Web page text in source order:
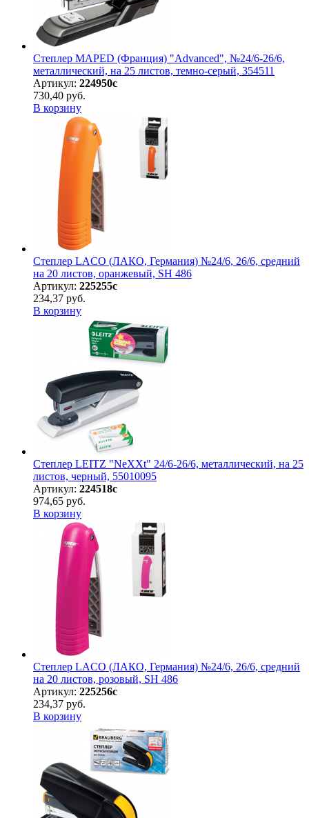
Степлер MAPED (Франция) "Advanced", №24/6-26/6,
металлический, на 25 листов, темно-серый, 354511
Артикул: 224950с
730,40 руб.
В корзину
Степлер LACO (ЛАКО, Германия) №24/6, 26/6, средний
на 20 листов, оранжевый, SH 486
Артикул: 225255с
234,37 руб.
В корзину
Степлер LEITZ "NeXXt" 24/6-26/6, металлический, на 25
листов, черный, 55010095
Артикул: 224518с
974,65 руб.
В корзину
Степлер LACO (ЛАКО, Германия) №24/6, 26/6, средний
на 20 листов, розовый, SH 486
Артикул: 225256с
234,37 руб.
В корзину